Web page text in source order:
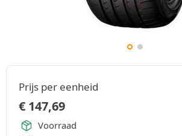
Prijs per eenheid
€ 147,69
Voorraad